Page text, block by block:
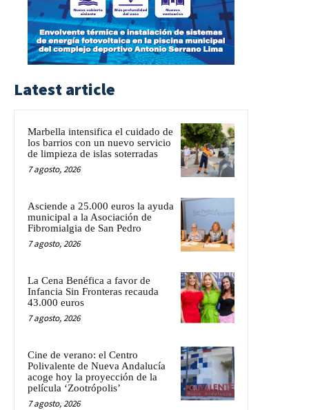
Latest article
Marbella intensifica el cuidado de
los barrios con un nuevo servicio
de limpieza de islas soterradas
7 agosto, 2026
Asciende a 25.000 euros la ayuda
municipal a la Asociación de
Fibromialgia de San Pedro
7 agosto, 2026
La Cena Benéfica a favor de
Infancia Sin Fronteras recauda
43.000 euros
7 agosto, 2026
Cine de verano: el Centro
Polivalente de Nueva Andalucía
acoge hoy la proyección de la
película ‘Zootrópolis’
7 agosto, 2026